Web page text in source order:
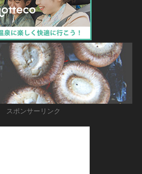
スポンサーリンク